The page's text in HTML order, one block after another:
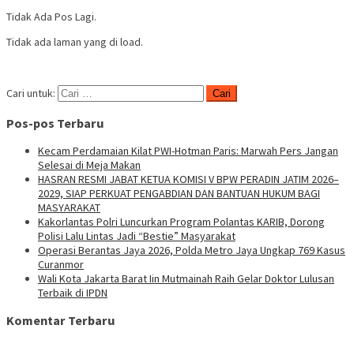
Tidak Ada Pos Lagi.
Tidak ada laman yang di load.
Cari untuk:
Pos-pos Terbaru
Kecam Perdamaian Kilat PWI-Hotman Paris: Marwah Pers Jangan
Selesai di Meja Makan
HASRAN RESMI JABAT KETUA KOMISI V BPW PERADIN JATIM 2026–
2029, SIAP PERKUAT PENGABDIAN DAN BANTUAN HUKUM BAGI
MASYARAKAT
Kakorlantas Polri Luncurkan Program Polantas KARIB, Dorong
Polisi Lalu Lintas Jadi “Bestie” Masyarakat
Operasi Berantas Jaya 2026, Polda Metro Jaya Ungkap 769 Kasus
Curanmor
Wali Kota Jakarta Barat Iin Mutmainah Raih Gelar Doktor Lulusan
Terbaik di IPDN
Komentar Terbaru